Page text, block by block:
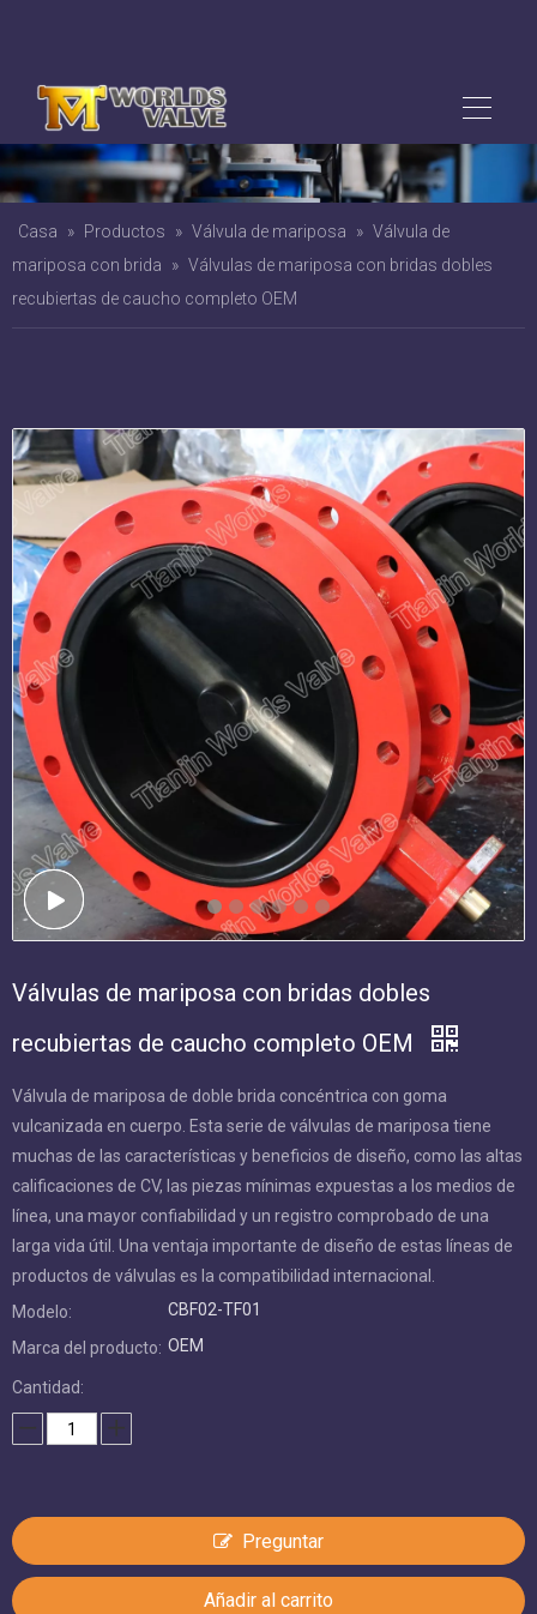
Casa » Productos » Válvula de mariposa » Válvula de
mariposa con brida
» Válvulas de mariposa con bridas dobles
recubiertas de caucho completo OEM
Válvulas de mariposa con bridas dobles
recubiertas de caucho completo OEM
Válvula de mariposa de doble brida concéntrica con goma
vulcanizada en cuerpo. Esta serie de válvulas de mariposa tiene
muchas de las características y beneficios de diseño, como las altas
calificaciones de CV, las piezas mínimas expuestas a los medios de
línea, una mayor confiabilidad y un registro comprobado de una
larga vida útil. Una ventaja importante de diseño de estas líneas de
productos de válvulas es la compatibilidad internacional.
Modelo:
CBF02-TF01
Marca del producto: OEM
Cantidad:
Preguntar
Añadir al carrito